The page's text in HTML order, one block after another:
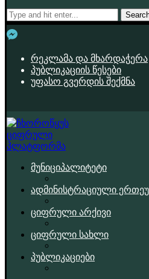
რეკლამა და მხარდაჭერა
პუბლიკაციის წესები
უფასო გვერდის შექმნა
მუნიციპალიტეტი
ადმინისტრაციული
ციფრული არქივი
ციფრული სახლი
პუბლიკაციები